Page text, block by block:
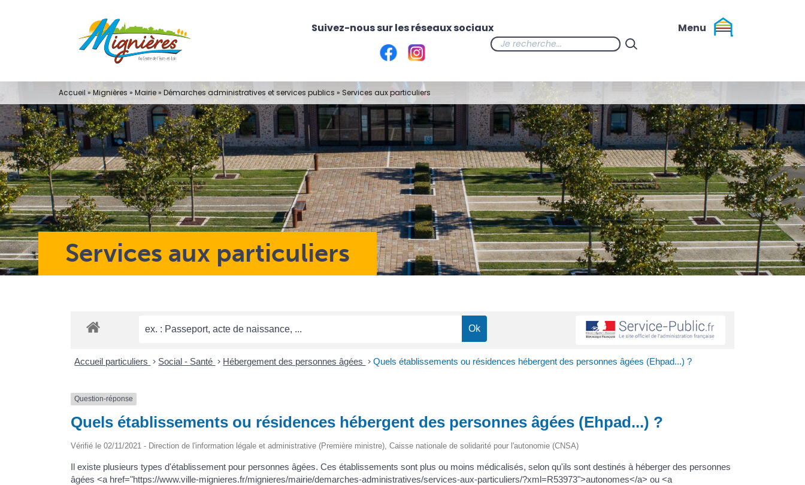
Services aux particuliers
Accueil » Mignières » Mairie» Démarches administratives et services publics » Services aux particuliers
Accueil particuliers > Social - Santé > Hébergement des personnes âgées > Quels établissements ou résidences hébergent des personnes âgées (Ehpad...) ?
Question-réponse
Quels établissements ou résidences hébergent des personnes âgées (Ehpad...) ?
Vérifié le 02/11/2021 - Direction de l'information légale et administrative (Première ministre), Caisse nationale de solidarité pour l'autonomie (CNSA)
Il existe plusieurs types d'établissement pour personnes âgées. Ces établissements sont plus ou moins médicalisés, selon qu'ils sont destinés à héberger des personnes
âgées <a href="https://www.ville-mignieres.fr/mignieres/mairie/demarches-administratives/services-aux-particuliers/?xml=R53973">autonomes</a> ou <a